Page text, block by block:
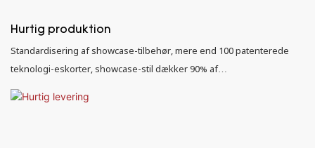
Hurtig produktion
Standardisering af showcase-tilbehør, mere end 100 patenterede
teknologi-eskorter, showcase-stil dækker 90% af
smykkeforretninger